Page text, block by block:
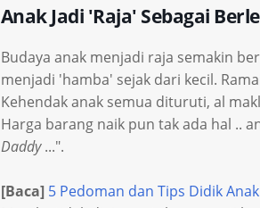
Anak Jadi 'Raja' Sebagai
Budaya anak menjadi raja semakin
menjadi 'hamba' sejak dari kecil.
Kehendak anak semua dituruti, al
Harga barang naik pun tak ada hal ..
Daddy...".
[Baca] 5 Pedoman dan Tips Didik